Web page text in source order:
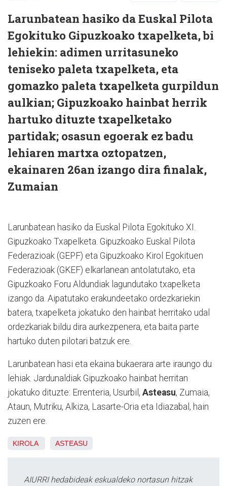
Larunbatean hasiko da Euskal Pilota
Egokituko Gipuzkoako txapelketa, bi
lehiekin: adimen urritasuneko
teniseko paleta txapelketa, eta
gomazko paleta txapelketa gurpildun
aulkian; Gipuzkoako hainbat herrik
hartuko dituzte txapelketako
partidak; osasun egoerak ez badu
lehiaren martxa oztopatzen,
ekainaren 26an izango dira finalak,
Zumaian
Larunbatean hasiko da Euskal Pilota Egokituko XI.
Gipuzkoako Txapelketa. Gipuzkoako Euskal Pilota
Federazioak (GEPF) eta Gipuzkoako Kirol Egokituen
Federazioak (GKEF) elkarlanean antolatutako, eta
Gipuzkoako Foru Aldundiak lagundutako txapelketa
izango da. Aipatutako erakundeetako ordezkariekin
batera, txapelketa jokatuko den hainbat herritako udal
ordezkariak bildu dira aurkezpenera, eta baita parte
hartuko duten pilotari batzuk ere.
Larunbatean hasi eta ekaina bukaerara arte iraungo du
lehiak. Jardunaldiak Gipuzkoako hainbat herritan
jokatuko dituzte: Errenteria, Usurbil, Asteasu, Zumaia,
Ataun, Mutriku, Alkiza, Lasarte-Oria eta Idiazabal, hain
zuzen ere.
KIROLA ASTEASU
AIURRI hedabideak eskualdeko nortasun hitzak